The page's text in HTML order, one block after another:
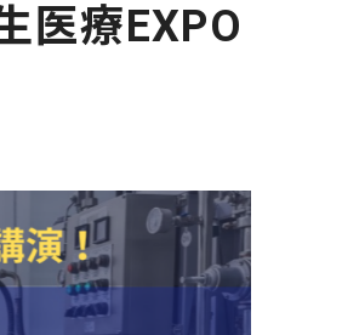
医療EXPO